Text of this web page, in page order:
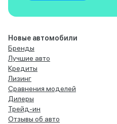
Новые автомобили
Бренды
Лучшие авто
Кредиты
Лизинг
Сравнения моделей
Дилеры
Трейд-ин
Отзывы об авто